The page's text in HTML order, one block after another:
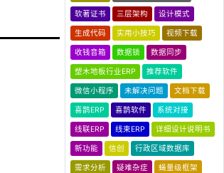
软著证书 三层架构 设计模式
生成代码 实用小技巧 视频下载
收钱音箱 数据锁 数据同步
塑木地板行业ERP 推荐软件
微信小程序 未解决问题 文档下载
喜鹊ERP 喜鹊软件 系统对接
线联ERP 线束ERP 详细设计说明书
新功能 信创 行政区域数据库
需求分析 疑难杂症 蝇量级框架